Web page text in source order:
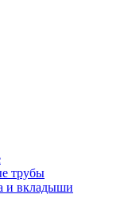
трубы
и вкладыши